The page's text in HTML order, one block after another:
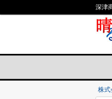
深津
株式